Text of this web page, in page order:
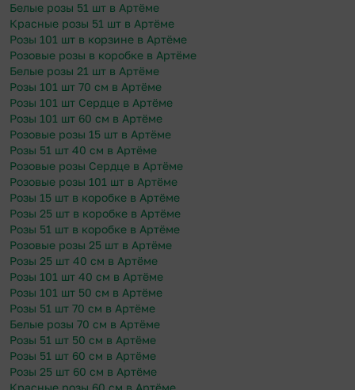
Белые розы 51 шт в Артёме
Красные розы 51 шт в Артёме
Розы 101 шт в корзине в Артёме
Розовые розы в коробке в Артёме
Белые розы 21 шт в Артёме
Розы 101 шт 70 см в Артёме
Розы 101 шт Сердце в Артёме
Розы 101 шт 60 см в Артёме
Розовые розы 15 шт в Артёме
Розы 51 шт 40 см в Артёме
Розовые розы Сердце в Артёме
Розовые розы 101 шт в Артёме
Розы 15 шт в коробке в Артёме
Розы 25 шт в коробке в Артёме
Розы 51 шт в коробке в Артёме
Розовые розы 25 шт в Артёме
Розы 25 шт 40 см в Артёме
Розы 101 шт 40 см в Артёме
Розы 101 шт 50 см в Артёме
Розы 51 шт 70 см в Артёме
Белые розы 70 см в Артёме
Розы 51 шт 50 см в Артёме
Розы 51 шт 60 см в Артёме
Розы 25 шт 60 см в Артёме
Красные розы 60 см в Артёме